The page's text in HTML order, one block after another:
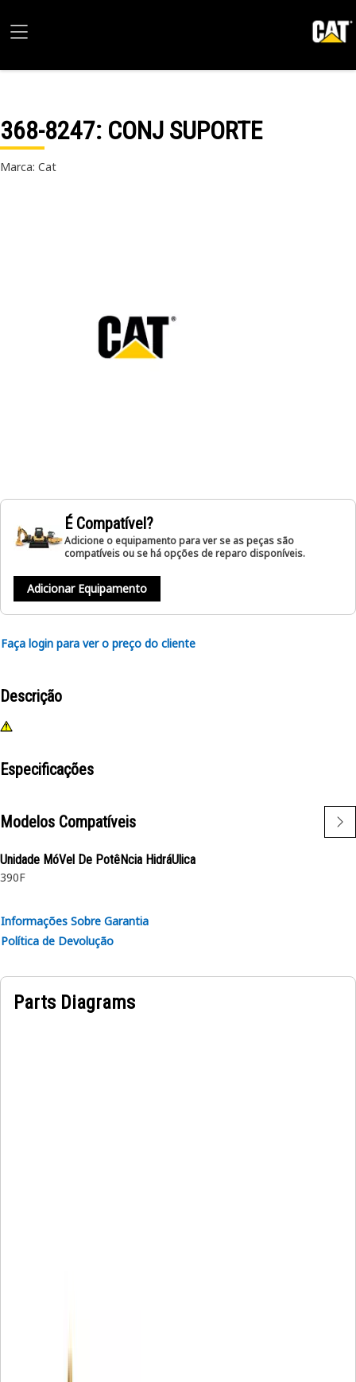
368-8247: CONJ SUPORTE
Marca: Cat
É Compatível?
Adicione o equipamento para ver se as peças são
compatíveis ou se há opções de reparo disponíveis.
Adicionar Equipamento
Faça login para ver o preço do cliente
Descrição
Especificações
Modelos Compatíveis
Unidade MóVel De PotêNcia HidráUlica
390F
Informações Sobre Garantia
Política de Devolução
Parts Diagrams